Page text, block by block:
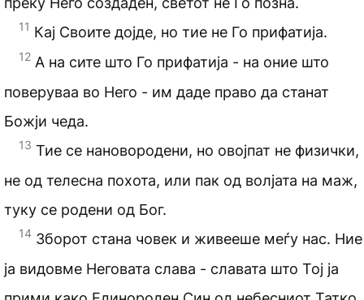
11 Кај Своите дојде, но тие не Го прифатија.
12 А на сите што Го прифатија - на оние што
поверуваа во Него - им даде право да станат
Божји чеда.
13 Тие се нановородени, но овојпат не физички,
не од телесна похота, или пак од волјата на маж,
туку се родени од Бог.
14 Зборот стана човек и живееше меѓу нас. Ние
ја видовме Неговата слава - славата што Тој ја